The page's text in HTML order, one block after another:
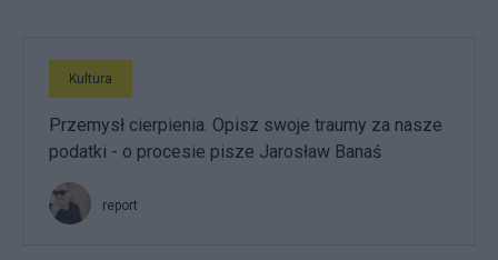
Kultura
Przemysł cierpienia. Opisz swoje traumy za nasze
podatki - o procesie pisze Jarosław Banaś
report